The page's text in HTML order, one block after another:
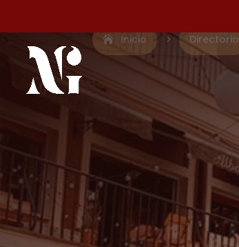
Inicio 5 Directorio